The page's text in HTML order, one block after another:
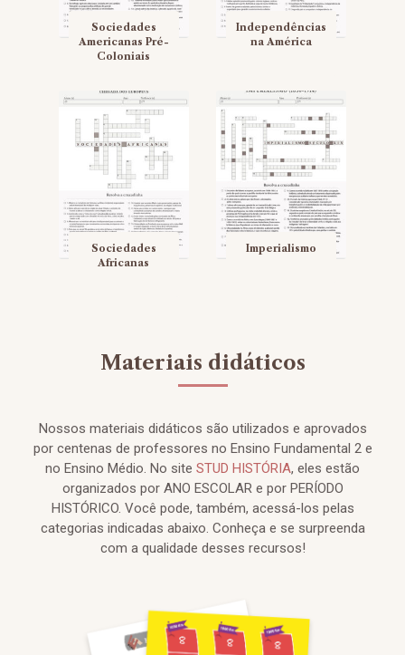
Sociedades
Americanas Pré-
Coloniais
Independências
na América
Sociedades
Africanas
Imperialismo
Materiais didáticos
Nossos materiais didáticos são utilizados e aprovados
por centenas de professores no Ensino Fundamental 2 e
no Ensino Médio. No site STUD HISTÓRIA, eles estão
organizados por ANO ESCOLAR e por PERÍODO
HISTÓRICO. Você pode, também, acessá-los pelas
categorias indicadas abaixo. Conheça e se surpreenda
com a qualidade desses recursos!